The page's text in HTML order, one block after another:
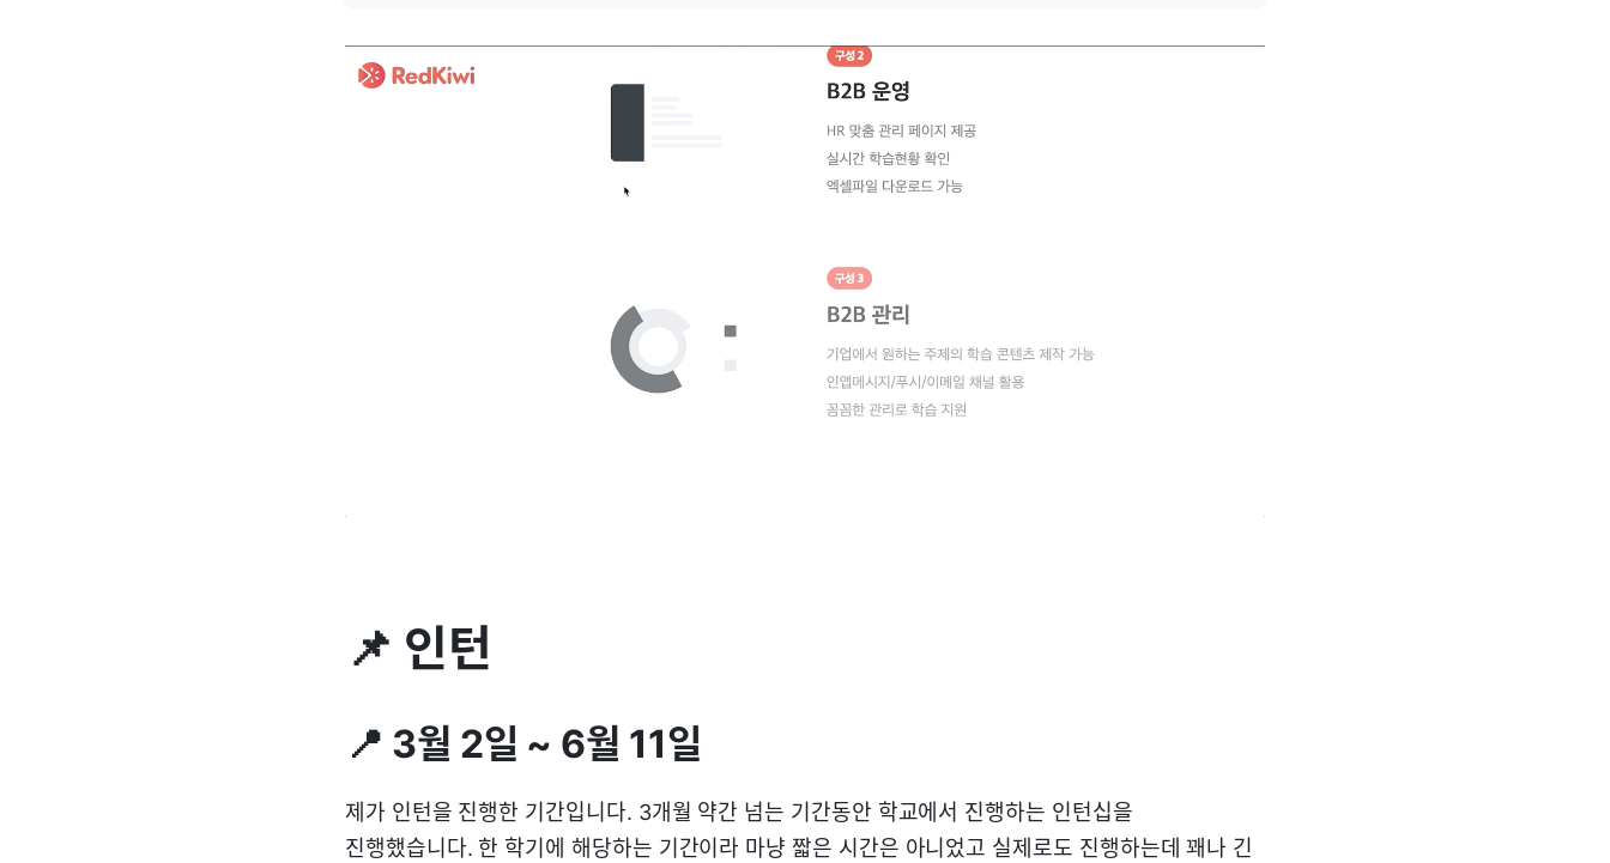
📌 인턴
📍 3월 2일 ~ 6월 11일
제가 인턴을 진행한 기간입니다. 3개월 약간 넘는 기간동안 학교에서 진행하는 인턴십을
진행했습니다. 한 학기에 해당하는 기간이라 마냥 짧은 시간은 아니었고 실제로도 진행하는데 꽤나 긴